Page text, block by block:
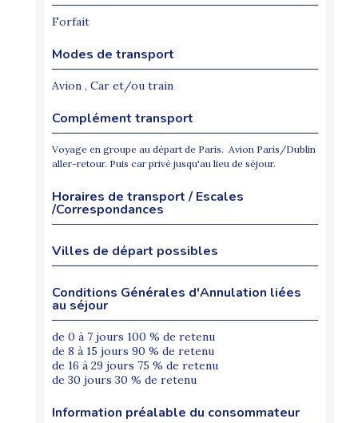
Forfait
Modes de transport
Avion , Car et/ou train
Complément transport
Voyage en groupe au départ de Paris. Avion Paris/Dublin
aller-retour. Puis car privé jusqu'au lieu de séjour.
Horaires de transport / Escales
/Correspondances
Villes de départ possibles
Conditions Générales d'Annulation liées
au séjour
de 0 à 7 jours 100 % de retenu
de 8 à 15 jours 90 % de retenu
de 16 à 29 jours 75 % de retenu
de 30 jours 30 % de retenu
Information préalable du consommateur